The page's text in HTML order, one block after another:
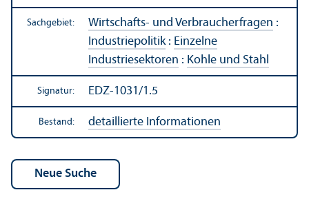
Sachgebiet: Wirtschafts- und Verbraucherfragen :
Industriepolitik: Einzelne
Industriesektoren : Kohle und Stahl
Signatur: EDZ-1031/1.5
Bestand: detaillierte Informationen